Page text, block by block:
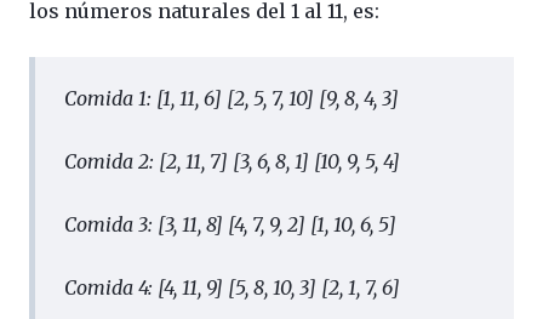
los números naturales del 1 al 11, es:
Comida 1: [1, 11, 6] [2, 5, 7, 10] [9, 8, 4, 3]
Comida 2: [2, 11, 7] [3, 6, 8, 1] [10, 9, 5, 4]
Comida 3: [3, 11, 8] [4, 7, 9, 2] [1, 10, 6, 5]
Comida 4: [4, 11, 9] [5, 8, 10, 3] [2, 1, 7, 6]